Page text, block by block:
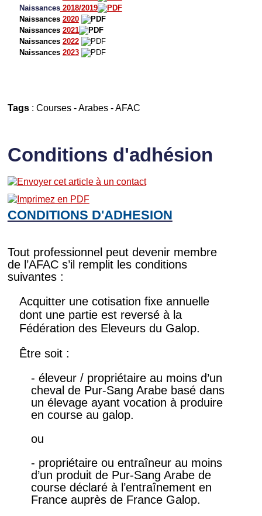
Naissances2018/2019
Naissances 2020
Naissances 2021
Naissances 2022
Naissances 2023
Tags: Courses-Arabes-AFAC
Conditions d'adhésion
CONDITIONS D'ADHESION
Tout professionnel peut devenir membre
de l’AFAC s’il remplit les conditions
suivantes :
Acquitter une cotisation fixe annuelle
dont une partie est reversé à la
Fédération des Eleveurs du Galop.
Être soit :
- éleveur / propriétaire au moins d’un
cheval de Pur-Sang Arabe basé dans
un élevage ayant vocation à produire
en course au galop.
ou
- propriétaire ou entraîneur au moins
d’un produit de Pur-Sang Arabe de
course déclaré à l’entraînement en
France auprès de France Galop.